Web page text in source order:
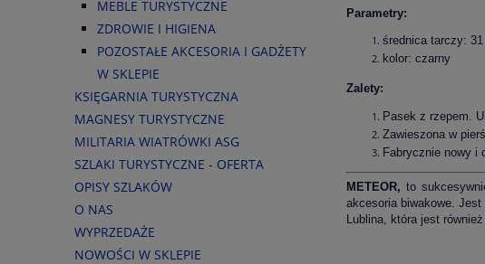
MEBLE TURYSTYCZNE
ZDROWIE I HIGIENA
POZOSTAŁE AKCESORIA I GADŻETY
W SKLEPIE
KSIĘGARNIA TURYSTYCZNA
MAGNESY TURYSTYCZNE
MILITARIA WIATRÓWKI ASG
SZLAKI TURYSTYCZNE - OFERTA
OPISY SZLAKÓW
O NAS
WYPRZEDAŻE
NOWOŚCI W SKLEPIE
Parametry:
średnica tarczy:
kolor: czarny
Zalety:
Pasek z rzepem.
Zawieszona w
Fabrycznie nowy i
METEOR, to
akcesoria biwakowe.
Lublina, która jest